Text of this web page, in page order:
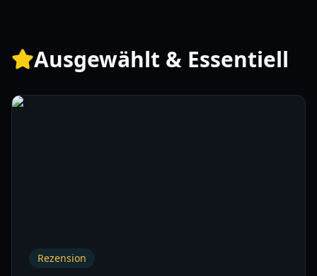
Ausgewählt & Essentiell
Rezension